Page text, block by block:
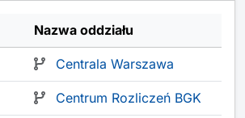
Nazwa oddziału
Centrala Warszawa
Centrum Rozliczeń BGK